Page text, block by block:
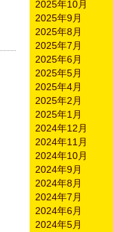
2025年10月
2025年9月
2025年8月
2025年7月
2025年6月
2025年5月
2025年4月
2025年2月
2025年1月
2024年12月
2024年11月
2024年10月
2024年9月
2024年8月
2024年7月
2024年6月
2024年5月